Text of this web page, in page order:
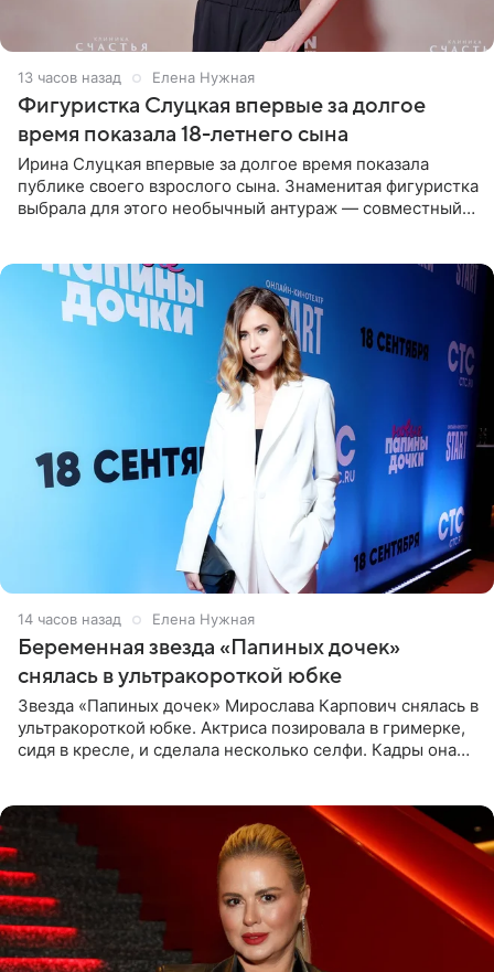
13 часов назад Елена Нужная
Фигуристка Слуцкая впервые за долгое
время показала 18-летнего сына
Ирина Слуцкая впервые за долгое время показала
публике своего взрослого сына. Знаменитая фигуристка
выбрала для этого необычный антураж — совместный
14 часов назад Елена Нужная
Беременная звезда «Папиных дочек»
снялась в ультракороткой юбке
Звезда «Папиных дочек» Мирослава Карпович снялась в
ультракороткой юбке. Актриса позировала в гримерке,
сидя в кресле, и сделала несколько селфи. Кадры она